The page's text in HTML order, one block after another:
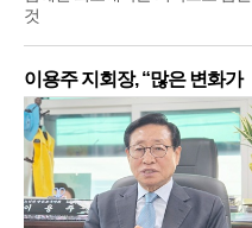
것
이용주 지회장, “많은 변화가